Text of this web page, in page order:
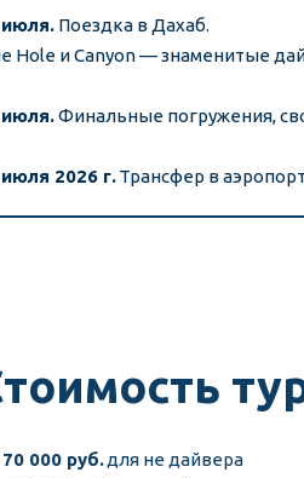
июля. Поездка в Дахаб.
Hole и Canyon — знаменитые
июля. Финальные погружения,
2026 г. Трансфер в
000 руб. для не дайвера